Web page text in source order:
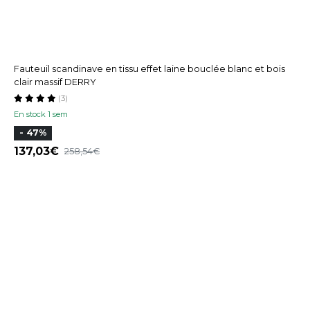
Fauteuil scandinave en tissu effet laine bouclée blanc et bois
clair massif DERRY
En stock 1 sem
(3)
- 47%
137,03 258,54